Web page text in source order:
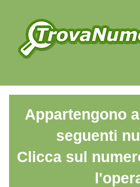
Appartengono
seguenti
Clicca sul